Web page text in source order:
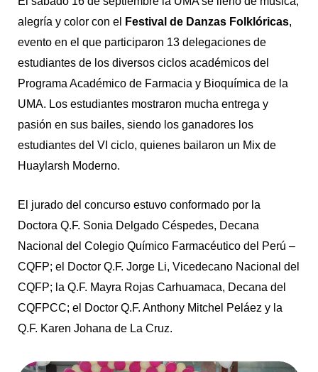
alegría y color con el
Festival de Danzas Folklóricas,
evento en el que participaron 13 delegaciones de
estudiantes de los diversos ciclos académicos del
Programa Académico de Farmacia y Bioquímica de la
UMA. Los estudiantes mostraron mucha entrega y
pasión en sus bailes, siendo los ganadores los
estudiantes del VI ciclo, quienes bailaron un Mix de
Huaylarsh Moderno.
El jurado del concurso estuvo conformado por la
Doctora Q.F. Sonia Delgado Céspedes, Decana
Nacional del Colegio Químico Farmacéutico del Perú –
CQFP; el Doctor Q.F. Jorge Li, Vicedecano Nacional del
CQFP; la Q.F. Mayra Rojas Carhuamaca, Decana del
CQFPCC; el Doctor Q.F. Anthony Mitchel Peláez y la
Q.F. Karen Johana de La Cruz.